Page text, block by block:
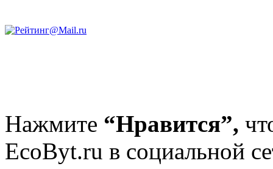
Нажмите “Нравится”,
EcoByt.ru в социальной